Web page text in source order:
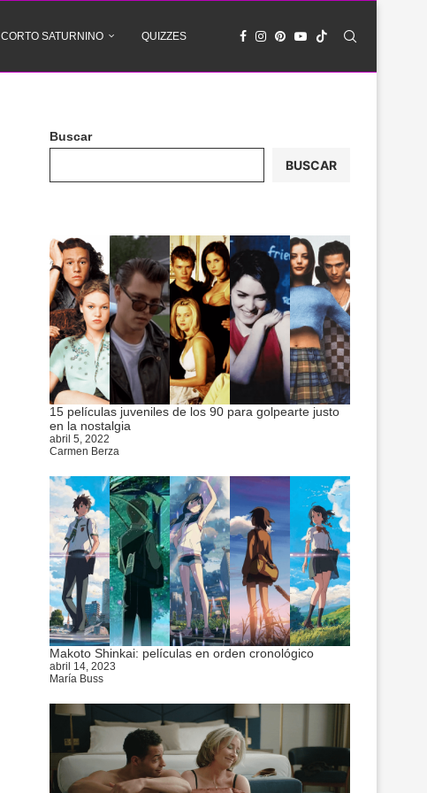
CORTO SATURNINO QUIZZES
Buscar
BUSCAR
15 películas juveniles de los 90 para golpearte justo
en la nostalgia
abril 5, 2022
Carmen Berza
Makoto Shinkai: películas en orden cronológico
abril 14, 2023
María Buss